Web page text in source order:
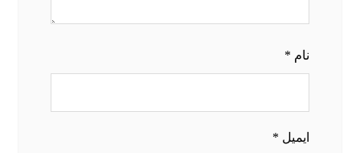
نام *
ایمیل *